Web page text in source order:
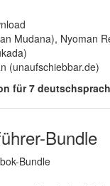
Mudana), Nyoman
(unaufschiebbar.de)
für 7
Bundle
Bundle